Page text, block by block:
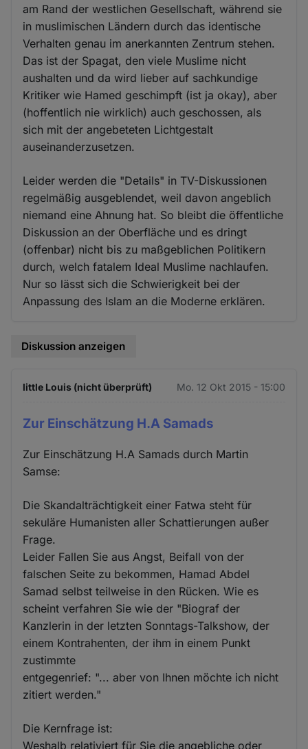
am Rand der westlichen Gesellschaft, während sie
in muslimischen Ländern durch das identische
Verhalten genau im anerkannten Zentrum stehen.
Das ist der Spagat, den viele Muslime nicht
aushalten und da wird lieber auf sachkundige
Kritiker wie Hamed geschimpft (ist ja okay), aber
(hoffentlich nie wirklich) auch geschossen, als
sich mit der angebeteten Lichtgestalt
auseinanderzusetzen.
Leider werden die "Details" in TV-Diskussionen
regelmäßig ausgeblendet, weil davon angeblich
niemand eine Ahnung hat. So bleibt die öffentliche
Diskussion an der Oberfläche und es dringt
(offenbar) nicht bis zu maßgeblichen Politikern
durch, welch fatalem Ideal Muslime nachlaufen.
Nur so lässt sich die Schwierigkeit bei der
Anpassung des Islam an die Moderne erklären.
Diskussion anzeigen
little Louis (nicht überprüft) Mo. 12 Okt 2015 - 15:00
Zur Einschätzung H.A Samads
Zur Einschätzung H.A Samads durch Martin
Samse:
Die Skandalträchtigkeit einer Fatwa steht für
sekuläre Humanisten aller Schattierungen außer
Frage.
Leider Fallen Sie aus Angst, Beifall von der
falschen Seite zu bekommen, Hamad Abdel
Samad selbst teilweise in den Rücken. Wie es
scheint verfahren Sie wie der "Biograf der
Kanzlerin in der letzten Sonntags-Talkshow, der
einem Kontrahenten, der ihm in einem Punkt
zustimmte
entgegenrief: "... aber von Ihnen möchte ich nicht
zitiert werden."
Die Kernfrage ist:
Weshalb relativiert für Sie die angebliche oder